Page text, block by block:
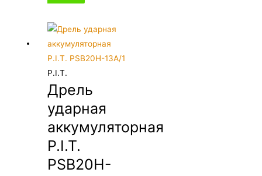
P.I.T.
Дрель
ударная
аккумуляторная
P.I.T.
PSB20H-